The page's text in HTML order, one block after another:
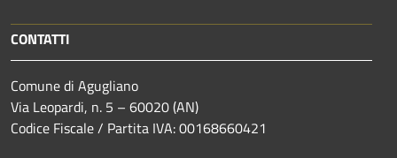
CONTATTI
Comune di Agugliano
Via Leopardi, n. 5 – 60020 (AN)
Codice Fiscale / Partita IVA: 00168660421